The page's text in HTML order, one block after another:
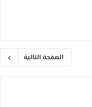
الصفحة التالية